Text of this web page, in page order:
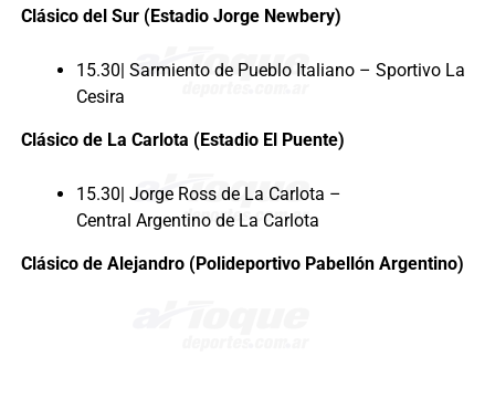
Clásico del Sur (Estadio Jorge Newbery)
15.30| Sarmiento de Pueblo Italiano – Sportivo La
Cesira
Clásico de La Carlota (Estadio El Puente)
15.30| Jorge Ross de La Carlota –
Central Argentino de La Carlota
Clásico de Alejandro (Polideportivo Pabellón Argentino)